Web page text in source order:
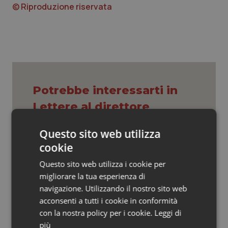
Quotidiano Cardiologia
Quotidiano Chirurgia
Quotidiano Oncologia
Quotidiano Pediatria
Rene & patologie urogenitali
© Riproduzione riservata
Potrebbe interessarti in
Lettere al direttore
“Hai la diarrea? Vai alla Casa della
Comunità!” Slogan rischioso per una
nuove strutture territoriali.
In sanità il vero errore è confondere
l’uguaglianza con l’indistinto
Questo sito web utilizza
cookie
Questo sito web utilizza i cookie per
migliorare la tua esperienza di
navigazione. Utilizzando il nostro sito web
acconsenti a tutti i cookie in conformità
con la nostra policy per i cookie. Leggi di
più